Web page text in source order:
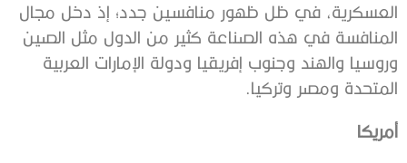
العسكرية، في ظل ظهور منافسين جدد؛ إذ دخل مجال
المنافسة في هذه الصناعة كثير من الدول مثل الصين
وروسيا والهند وجنوب إفريقيا ودولة الإمارات العربية
المتحدة ومصر وتركيا.
أمريكا